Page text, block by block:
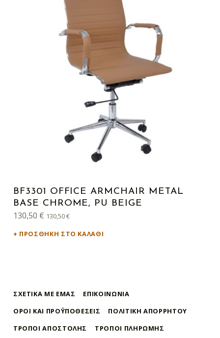
BF3301 OFFICE ARMCHAIR METAL
BASE CHROME, PU BEIGE
130,50 € 130,50€
ΠΡΟΣΘΉΚΗ ΣΤΟ ΚΑΛΆΘΙ
ΣΧΕΤΙΚΆ ΜΕ ΕΜΆΣ
ΕΠΙΚΟΙΝΩΝΊΑ
ΌΡΟΙ ΚΑΙ ΠΡΟΫΠΟΘΈΣΕΙΣ
ΠΟΛΙΤΙΚΉ ΑΠΟΡΡΉΤΟΥ
ΤΡΌΠΟΙ ΑΠΟΣΤΟΛΉΣ
ΤΡΌΠΟΙ ΠΛΗΡΩΜΉΣ